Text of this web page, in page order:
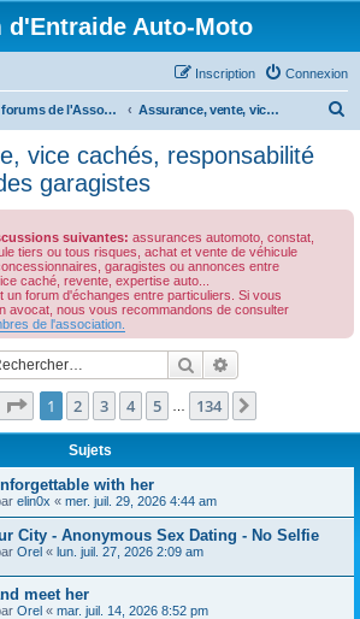
d'Entraide Auto-Moto
Connexion
Inscription
Les forums de l'Association des Avocats de l'Automobile Assurance, vente, vice cachés, responsabilité professionnelle des garagistes
e
vice cachés, responsabilité
garagistes
suivantes: assurances automoto, constat,
tiers ou tous risques, achat et vente de véhicule
garagistes ou annonces entre
caché, revente, expertise auto...
un forum d'échanges entre particuliers. Si vous
avocat, nous vous recommandons de consulter
de l'association.
Rechercher
Page 1sur134
1 2 3 4 5 134
Sujets
with her
elin0x « mer. juil. 29, 2026 4:44 am
City - Anonymous Sex Dating - No Selfie
Orel « lun. juil. 27, 2026 2:09 am
meet her
Orel « mar. juil. 14, 2026 8:52 pm